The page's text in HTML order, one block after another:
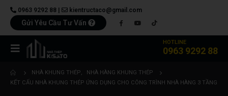
0963 9292 88 kientructaco@gmail.com
Gửi Yêu Cầu Tư Vấn
HOTLINE
0963 9292 88
NHÀ KHUNG THÉP,
NHÀ HÀNG KHUNG THÉP
KẾT CẤU NHÀ KHUNG THÉP ỨNG DỤNG CHO CÔNG TRÌNH NHÀ HÀNG 3 TẦNG